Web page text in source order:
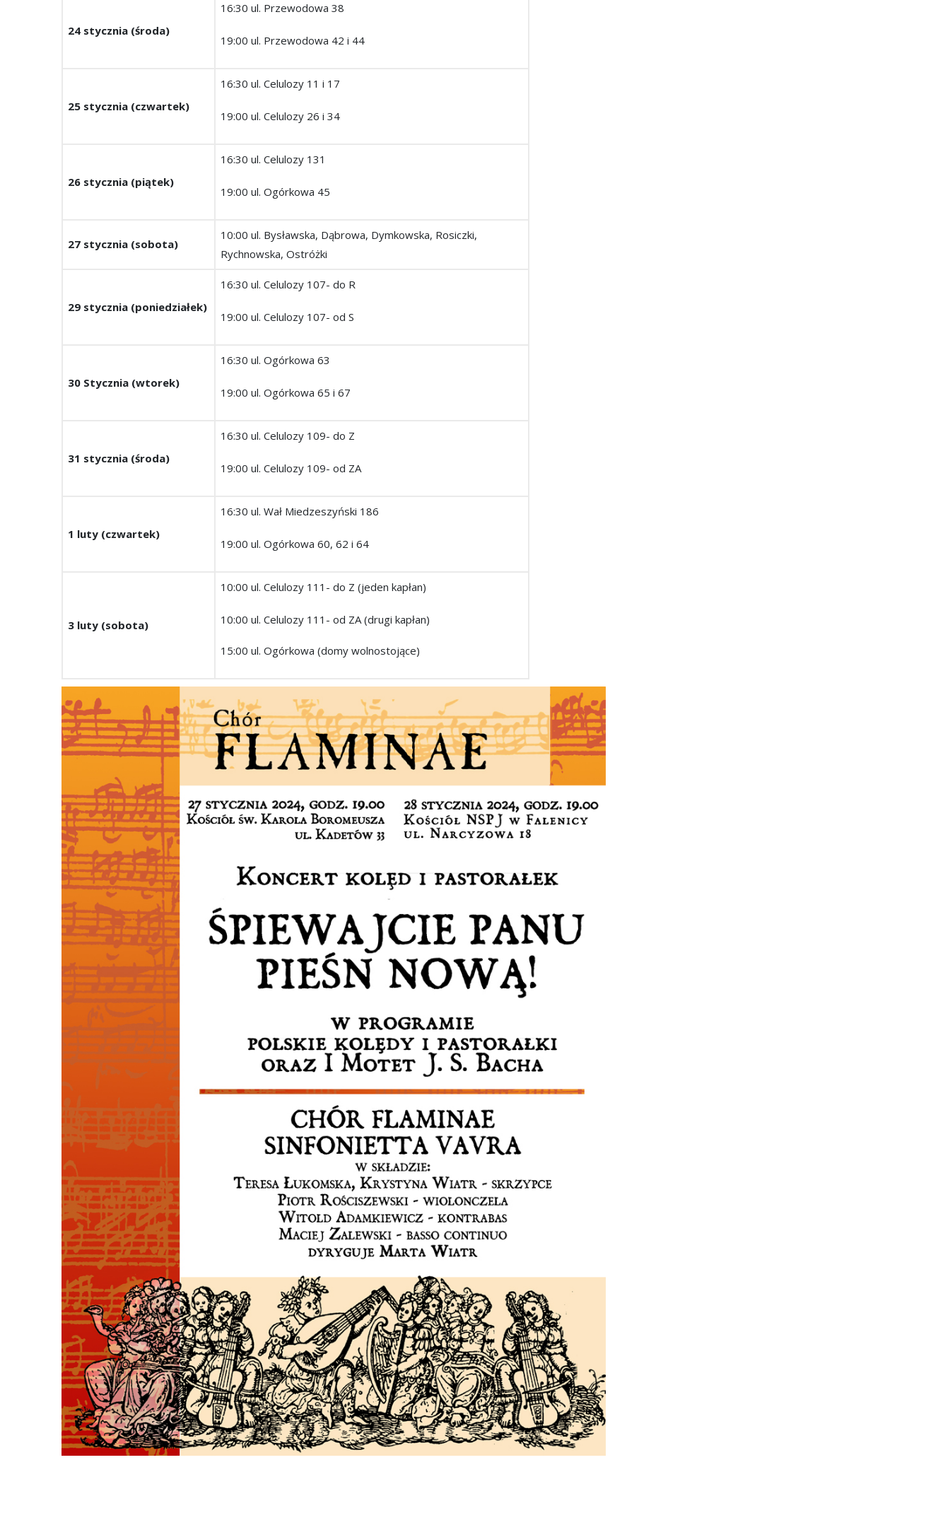
24 stycznia (środa)
16:30 ul. Przewodowa 38
19:00 ul. Przewodowa 42 i 44
25 stycznia (czwartek)
16:30 ul. Celulozy 11 i 17
19:00 ul. Celulozy 26 i 34
26 stycznia (piątek)
16:30 ul. Celulozy 131
19:00 ul. Ogórkowa 45
27 stycznia (sobota)
10:00 ul. Bysławska, Dąbrowa, Dymkowska, Rosiczki,
Rychnowska, Ostróżki
29 stycznia (poniedziałek)
16:30 ul. Celulozy 107- do R
19:00 ul. Celulozy 107- od S
30 Stycznia (wtorek)
16:30 ul. Ogórkowa 63
19:00 ul. Ogórkowa 65 i 67
31 stycznia (środa)
16:30 ul. Celulozy 109- do Z
19:00 ul. Celulozy 109- od ZA
1 luty (czwartek)
16:30 ul. Wał Miedzeszyński 186
19:00 ul. Ogórkowa 60, 62 i 64
3 luty (sobota)
10:00 ul. Celulozy 111- do Z (jeden kapłan)
10:00 ul. Celulozy 111- od ZA (drugi kapłan)
15:00 ul. Ogórkowa (domy wolnostojące)